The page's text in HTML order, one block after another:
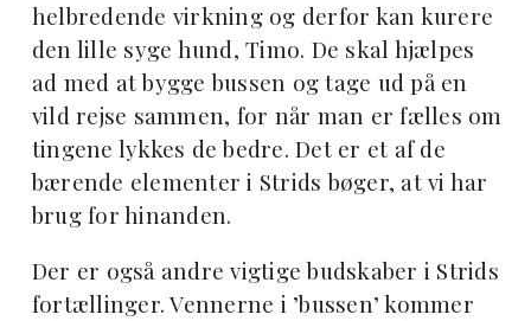
helbredende virkning og derfor kan kurere
den lille syge hund, Timo. De skal hjælpes
ad med at bygge bussen og tage ud på en
vild rejse sammen, for når man er fælles om
tingene lykkes de bedre. Det er et af de
bærende elementer i Strids bøger, at vi har
brug for hinanden.
Der er også andre vigtige budskaber i Strids
fortællinger. Vennerne i ’bussen’ kommer